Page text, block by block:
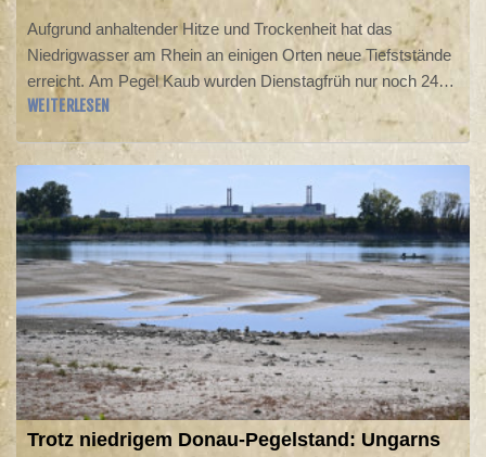
Aufgrund anhaltender Hitze und Trockenheit hat das
Niedrigwasser am Rhein an einigen Orten neue Tiefststände
erreicht. Am Pegel Kaub wurden Dienstagfrüh nur noch 24
Zentimeter gemessen, womit der bisher niedrigste bekannte
Wasserstand im Jahr 2018 noch um einen Zentimeter
unterschritten wurde, wie aus den von der Wasserstraßen-
und Schifffahrtsverwaltung des Bundes veröffentlichten
Pegelwerten hervorging.
WEITERLESEN
Trotz niedrigem Donau-Pegelstand: Ungarns